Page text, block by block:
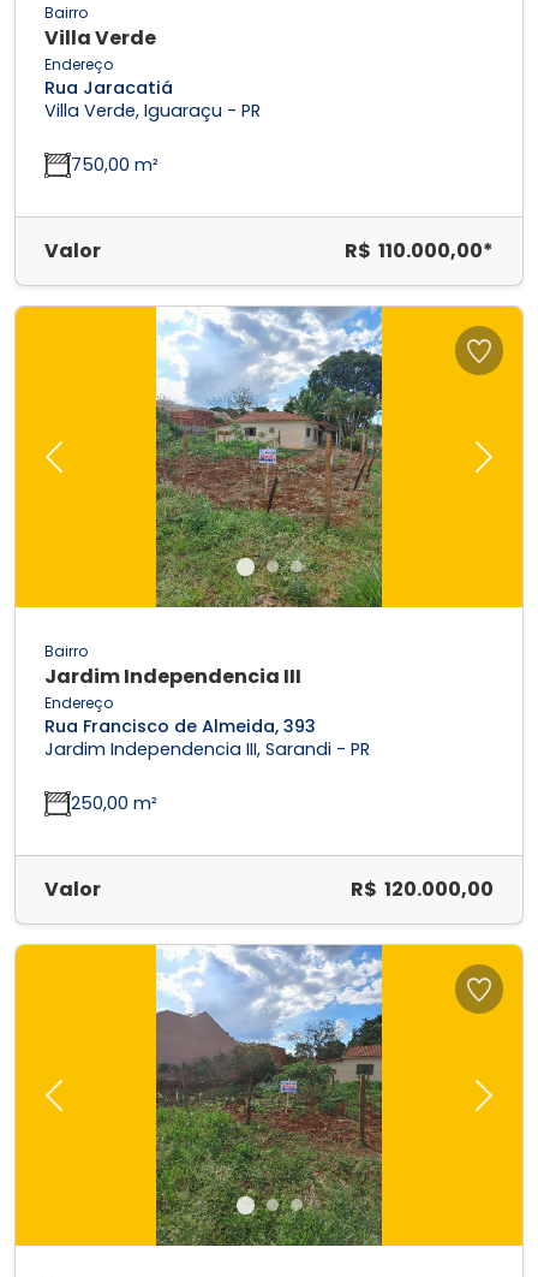
Bairro
Villa Verde
Endereço
Rua Jaracatiá
Villa Verde, Iguaraçu - PR
750,00 m²
Valor R$ 110.000,00*
Previous Next
Bairro
Jardim Independencia III
Endereço
Rua Francisco de Almeida, 393
Jardim Independencia III, Sarandi - PR
250,00 m²
Valor R$ 120.000,00
Previous Next